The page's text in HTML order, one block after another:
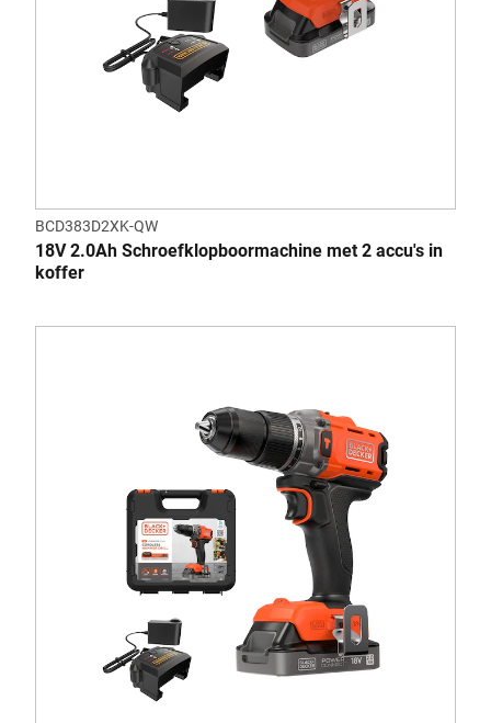
BCD383D2XK-QW
18V 2.0Ah Schroefklopboormachine met 2 accu's in
koffer